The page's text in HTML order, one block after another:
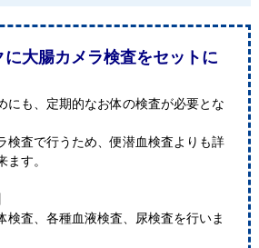
大腸カメラ検査をセットに
にも、定期的なお体の検査が必要とな
検査で行うため、便潜血検査よりも詳
す。
検査、各種血液検査、尿検査を行いま